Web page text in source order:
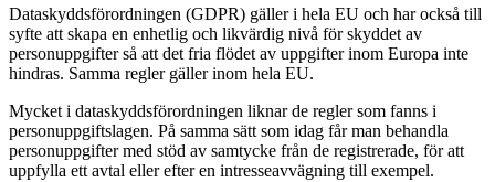
Dataskyddsförordningen (GDPR) gäller i hela EU och har också till
syfte att skapa en enhetlig och likvärdig nivå för skyddet av
personuppgifter så att det fria flödet av uppgifter inom Europa inte
hindras. Samma regler gäller inom hela EU.
Mycket i dataskyddsförordningen liknar de regler som fanns i
personuppgiftslagen. På samma sätt som idag får man behandla
personuppgifter med stöd av samtycke från de registrerade, för att
uppfylla ett avtal eller efter en intresseavvägning till exempel.